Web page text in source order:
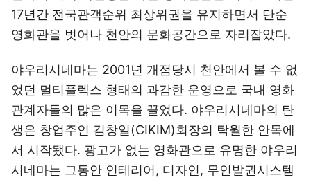
17년간 전국관객순위 최상위권을 유지하면서 단순
영화관을 벗어나 천안의 문화공간으로 자리잡았다.
야우리시네마는 2001년 개점당시 천안에서 볼 수 없
었던 멀티플렉스 형태의 과감한 운영으로 국내 영화
관계자들의 많은 이목을 끌었다. 야우리시네마의 탄
생은 창업주인 김창일(CIKIM)회장의 탁월한 안목에
서 시작됐다. 광고가 없는 영화관으로 유명한 야우리
시네마는 그동안 인테리어, 디자인, 무인발권시스템